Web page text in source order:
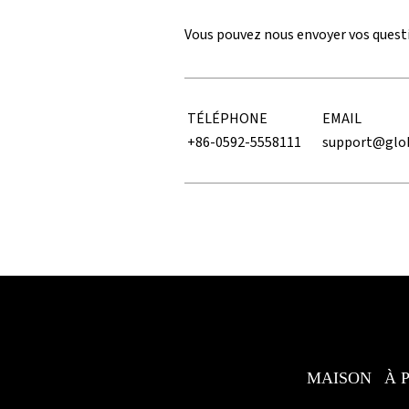
Vous pouvez nous envoyer vos
TÉLÉPHONE
EMAIL
+86-0592-5558111
MAISON À